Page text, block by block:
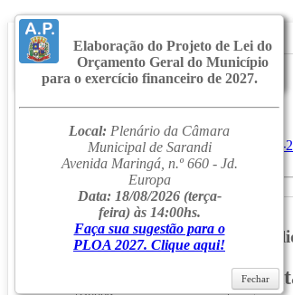
Notícias
Serviços
Secretarias
Cidade
Ouvidoria
WebMail
...
Ajuda
Login
Página PrincipalLDO LDO 2014 Lei
Reunião (24/06/2021)
InstrumentosOrçamentários
LOA
LOA 2010
Fechar
Elaboração do Projeto de Lei do
Orçamento Geral do Município
para o exercício financeiro de 2027.
Local: Plenário da Câmara
Municipal de Sarandi
Avenida Maringá, n.º 660 - Jd.
Europa
Data: 18/08/2026 (terça-
feira) às 14:00hs.
Faça sua sugestão para o
PLOA 2027. Clique aqui!
Fechar